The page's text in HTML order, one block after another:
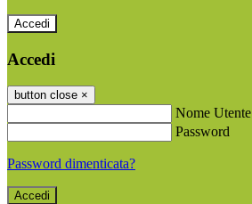
Accedi
Accedi
button close ×
Nome Utente
Password
Password dimenticata?